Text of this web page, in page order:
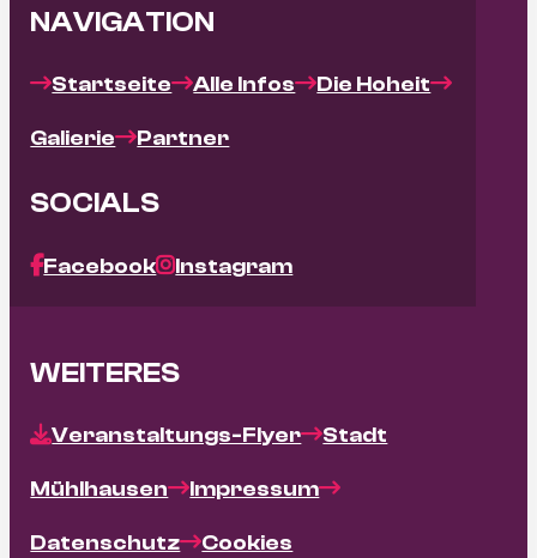
NAVIGATION
Startseite Alle Infos Die Hoheit
Galierie Partner
SOCIALS
Facebook Instagram
WEITERES
Veranstaltungs-Flyer Stadt
Mühlhausen Impressum
Datenschutz Cookies